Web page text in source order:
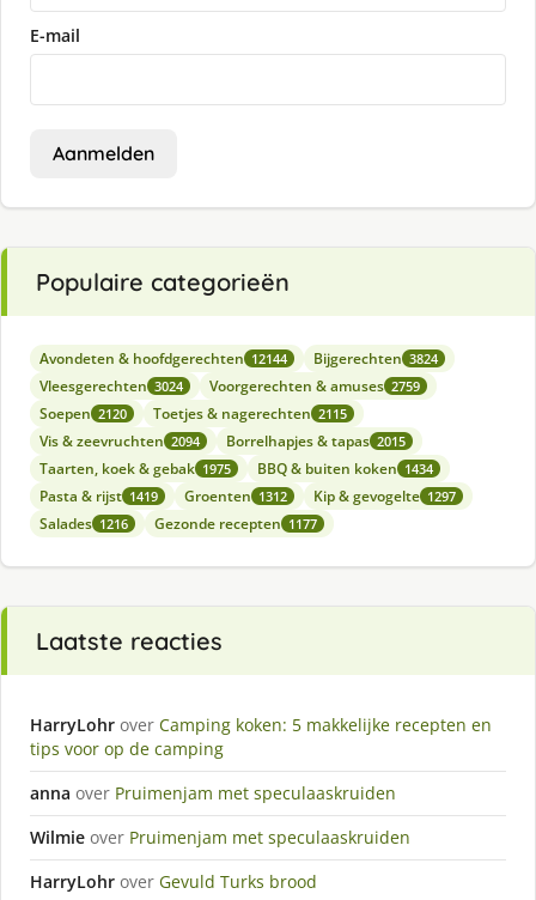
E-mail
Aanmelden
Populaire categorieën
Avondeten & hoofdgerechten 12144 Bijgerechten 3824
Vleesgerechten 3024 Voorgerechten & amuses 2759
Soepen 2120 Toetjes & nagerechten 2115
Vis & zeevruchten 2094 Borrelhapjes & tapas 2015
Taarten, koek & gebak 1975 BBQ & buiten koken 1434
Pasta & rijst 1419 Groenten 1312 Kip & gevogelte 1297
Salades 1216 Gezonde recepten 1177
Laatste reacties
HarryLohr over Camping koken: 5 makkelijke recepten en
tips voor op de camping
anna over Pruimenjam met speculaaskruiden
Wilmie over Pruimenjam met speculaaskruiden
HarryLohr over Gevuld Turks brood